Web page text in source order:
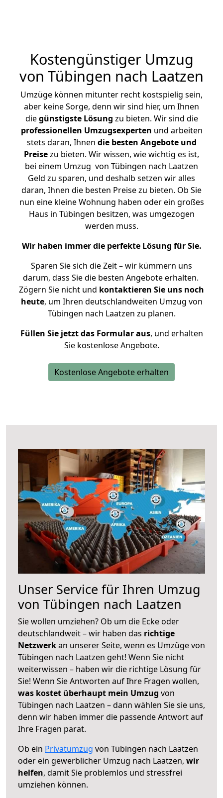
Kostengünstiger Umzug
von Tübingen nach Laatzen
Umzüge können mitunter recht kostspielig sein,
aber keine Sorge, denn wir sind hier, um Ihnen
diegünstigste Lösung zu bieten. Wir sind die
professionellen Umzugsexperten und arbeiten
stets daran, Ihnen die besten Angebote und
Preisezu bieten. Wir wissen, wie wichtig es ist,
bei einem Umzug von Tübingen nach Laatzen
Geld zu sparen, und deshalb setzen wir alles
daran, Ihnen die besten Preise zu bieten. Ob Sie
nun eine kleine Wohnung haben oder ein großes
Haus in Tübingen besitzen, was umgezogen
werden muss.
Wir haben immer die perfekte Lösung für Sie.
Sparen Sie sich die Zeit – wir kümmern uns
darum, dass Sie die besten Angebote erhalten.
Zögern Sie nicht und kontaktieren Sie uns noch
heute, um Ihren deutschlandweiten Umzug von
Tübingen nach Laatzen zu planen.
Füllen Sie jetzt das Formular aus, und erhalten
Sie kostenlose Angebote.
Kostenlose Angebote erhalten
Unser Service für Ihren Umzug
von Tübingen nach Laatzen
Sie wollen umziehen? Ob um die Ecke oder
deutschlandweit – wir haben das richtige
Netzwerkan unserer Seite, wenn es Umzüge von
Tübingen nach Laatzen geht! Wenn Sie nicht
weiterwissen – haben wir die richtige Lösung für
Sie! Wenn Sie Antworten auf Ihre Fragen wollen,
was kostet überhaupt mein Umzug von
Tübingen nach Laatzen – dann wählen Sie sie uns,
denn wir haben immer die passende Antwort auf
Ihre Fragen parat.
Ob ein Privatumzug von Tübingen nach Laatzen
oder ein gewerblicher Umzug nach Laatzen, wir
helfen, damit Sie problemlos und stressfrei
umziehen können.